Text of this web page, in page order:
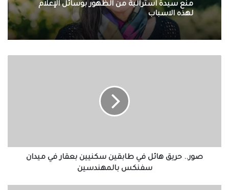
منع سيدة استرالية من الظهور بوسائل الإعلام
لهذه الاسباب
ميدان
سفنكسصور.. حريق هائل في طابقين سكنيين بعقار في ميدان
سفنكس بالمهندسين